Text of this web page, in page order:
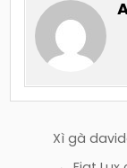
ĐiềuXì gà